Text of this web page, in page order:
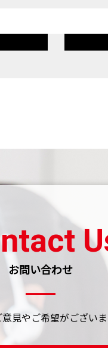
お問い合わせ
見やご希望がござい